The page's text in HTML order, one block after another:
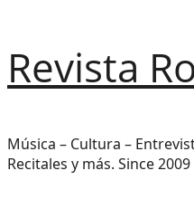
al
contenido
Revista
Música – Cultura –
Recitales y más. Since 2009